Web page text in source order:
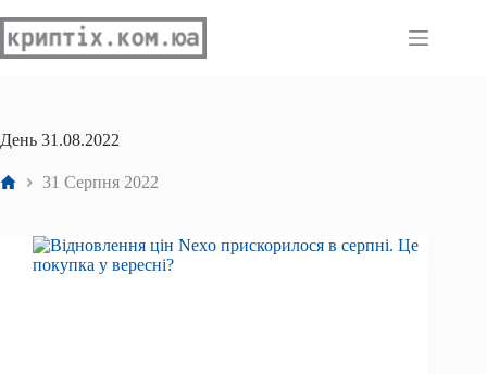
до
вмісту
День 31.08.2022
Головна
31 Серпня 2022